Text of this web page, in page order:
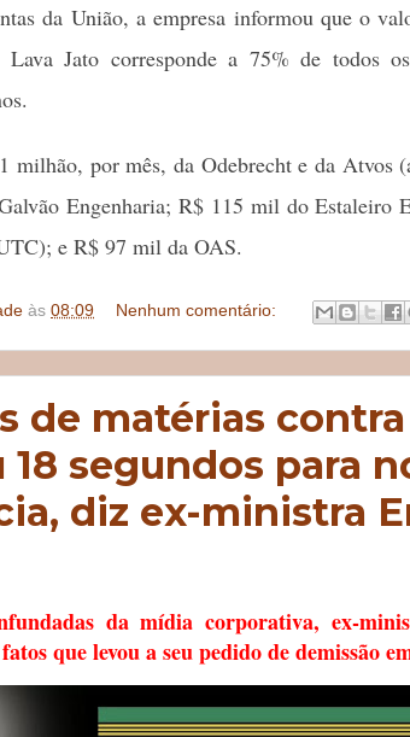
da União, a empresa informou que o
Lava Jato corresponde a 75% de todos
milhão, por mês, da Odebrecht e da Atvos
Engenharia; R$ 115 mil do Estaleiro
e R$ 97 mil da OAS.
às 08:09 Nenhum comentário:
de matérias
segundos para
diz ex-ministra
da mídia corporativa, ex-
que levou a seu pedido de demissão